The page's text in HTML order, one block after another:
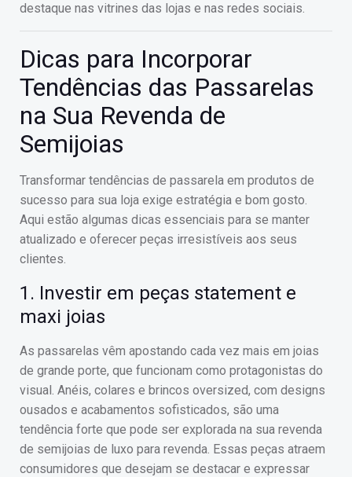
destaque nas vitrines das lojas e nas redes sociais.
Dicas para Incorporar
Tendências das Passarelas
na Sua Revenda de
Semijoias
Transformar tendências de passarela em produtos de
sucesso para sua loja exige estratégia e bom gosto.
Aqui estão algumas dicas essenciais para se manter
atualizado e oferecer peças irresistíveis aos seus
clientes.
1. Investir em peças statement e
maxi joias
As passarelas vêm apostando cada vez mais em joias
de grande porte, que funcionam como protagonistas do
visual. Anéis, colares e brincos oversized, com designs
ousados e acabamentos sofisticados, são uma
tendência forte que pode ser explorada na sua revenda
de semijoias de luxo para revenda. Essas peças atraem
consumidores que desejam se destacar e expressar